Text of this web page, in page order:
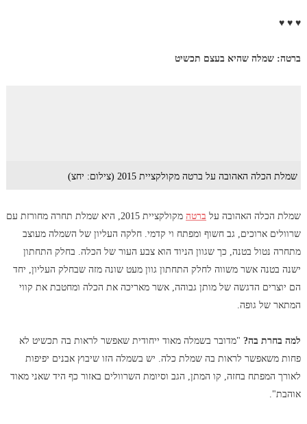
♥ ♥ ♥
ברטה: שמלה שהיא בעצם תכשיט
שמלת הכלה האהובה על ברטה מקולקציית 2015 (צילום: יחצ)
שמלת הכלה האהובה על ברטה
מקולקציית 2015, היא שמלת תחרה מחורזת עם
שרוולים ארוכים, גב חשוף ומפתח וי קדמי. חלקה העליון של השמלה מעוצב
מתחרה נטול בטנה, כך שגוון הניוד הוא צבע העור של הכלה. בחלק התחתון
ישנה בטנה אשר משווה לחלק התחתון גוון מעט שונה מזה שבחלק העליון, יחד
הם יוצרים הדגשה של מותן גבוהה, אשר מאריכה את הכלה ומחטבת את קווי
המתאר של גופה.
למה בחרת בה?"מדובר בשמלה מאוד ייחודית שאפשר לראות בה תכשיט לא
פחות משאפשר לראות בה שמלת כלה. יש בשמלה הזו שיבוץ אבנים יפיפות
לאורך המפתח בחזה, קו המתן, הגב וסיומת השרוולים באזור כף היד שאני מאוד
אוהבת".